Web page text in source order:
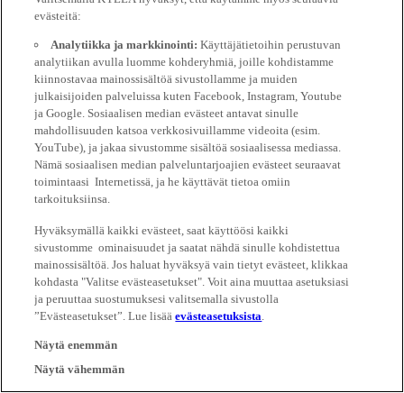
evästeitä:
Analytiikka ja markkinointi:Käyttäjätietoihin perustuvan
analytiikan avulla luomme kohderyhmiä, joille kohdistamme
kiinnostavaa mainossisältöä sivustollamme ja muiden
julkaisijoiden palveluissa kuten Facebook, Instagram, Youtube
ja Google. Sosiaalisen median evästeet antavat sinulle
mahdollisuuden katsoa verkkosivuillamme videoita (esim.
YouTube), ja jakaa sivustomme sisältöä sosiaalisessa mediassa.
Nämä sosiaalisen median palveluntarjoajien evästeet seuraavat
toimintaasi Internetissä, ja he käyttävät tietoa omiin
tarkoituksiinsa.
Hyväksymällä kaikki evästeet, saat käyttöösi kaikki
sivustomme ominaisuudet ja saatat nähdä sinulle kohdistettua
mainossisältöä. Jos haluat hyväksyä vain tietyt evästeet, klikkaa
kohdasta "Valitse evästeasetukset". Voit aina muuttaa asetuksiasi
ja peruuttaa suostumuksesi valitsemalla sivustolla
”Evästeasetukset”. Lue lisääevästeasetuksista
Näytä enemmän
Näytä vähemmän